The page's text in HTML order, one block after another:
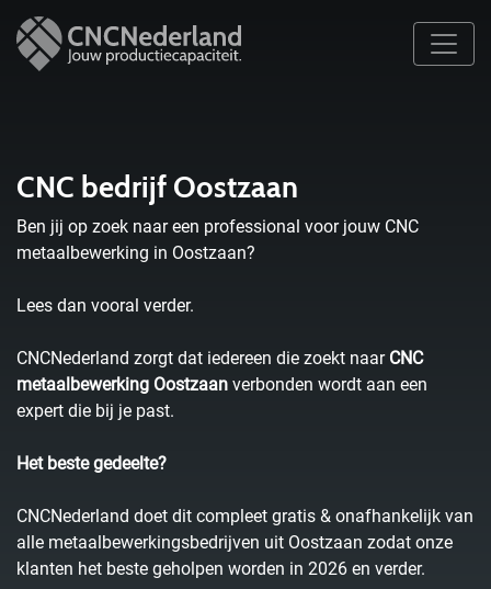
CNC bedrijf Oostzaan
Ben jij op zoek naar een professional voor jouw CNC
metaalbewerking in Oostzaan?
Lees dan vooral verder.
CNCNederland zorgt dat iedereen die zoekt naar CNC
metaalbewerking Oostzaan verbonden wordt aan een
expert die bij je past.
Het beste gedeelte?
CNCNederland doet dit compleet gratis & onafhankelijk van
alle metaalbewerkingsbedrijven uit Oostzaan zodat onze
klanten het beste geholpen worden in 2026 en verder.